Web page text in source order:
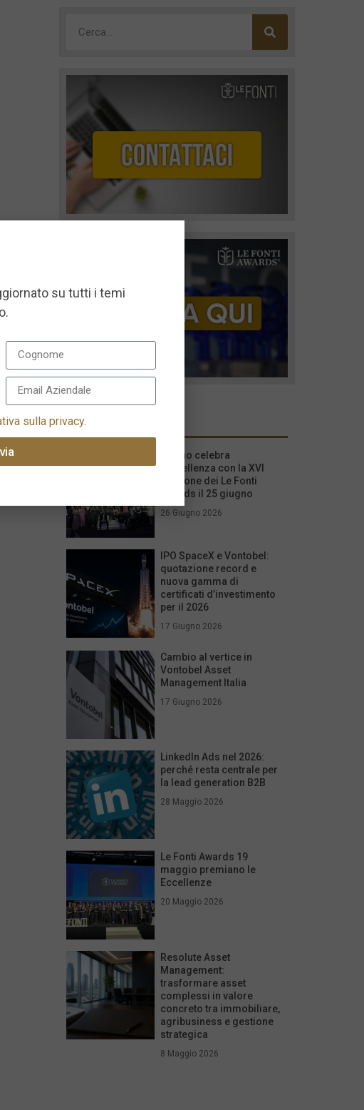
I più recenti
Milano celebra
l’eccellenza con la XVI
edizione dei Le Fonti
Awards il 25 giugno
26 Giugno 2026
IPO SpaceX e Vontobel:
quotazione record e
nuova gamma di
certificati d’investimento
per il 2026
17 Giugno 2026
Cambio al vertice in
Vontobel Asset
Management Italia
17 Giugno 2026
LinkedIn Ads nel 2026:
perché resta centrale per
la lead generation B2B
28 Maggio 2026
Le Fonti Awards 19
maggio premiano le
Eccellenze
20 Maggio 2026
Resolute Asset
Management:
trasformare asset
complessi in valore
concreto tra immobiliare,
agribusiness e gestione
strategica
8 Maggio 2026
su tutti i temi
sulla privacy.